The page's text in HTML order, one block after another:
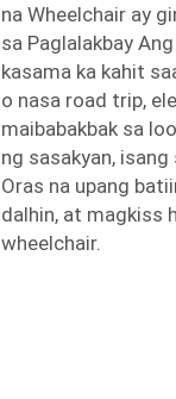
na Wheelchair ay
sa Paglalakbay
kasama ka kahit
o nasa road trip,
maibabakbak sa
ng sasakyan,
Oras na upang
dalhin, at magkiss
wheelchair.